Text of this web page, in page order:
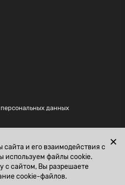
данных
✕
и его взаимодействия с
используем файлы cookie.
с сайтом, Вы разрешаете
cookie-файлов.